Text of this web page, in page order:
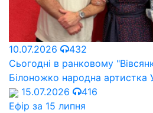
10.07.2026
432
Сьогодні в ранковому
Білоножко народна артистка
15.07.2026
416
Ефір за 15 липня